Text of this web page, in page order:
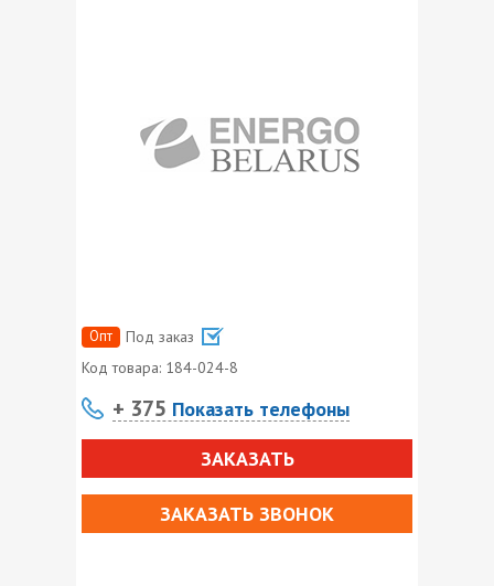
Опт
Под заказ
Код товара: 184-024-8
+ 375 Показать телефоны
ЗАКАЗАТЬ
ЗАКАЗАТЬ ЗВОНОК